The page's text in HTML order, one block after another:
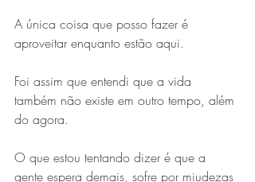
A única coisa que posso fazer é
aproveitar enquanto estão aqui.
Foi assim que entendi que a vida
também não existe em outro tempo, além
do agora.
O que estou tentando dizer é que a
gente espera demais, sofre por miudezas